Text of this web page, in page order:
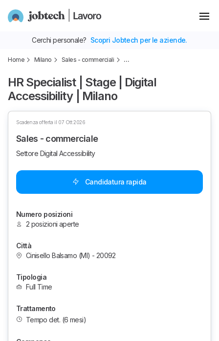
Home Milano Sales - commerciali …
HR Specialist | Stage | Digital
Accessibility | Milano
Scadenza offerta il 07 Ott 2026
Sales - commerciale
Settore Digital Accessibility
Candidatura rapida
Numero posizioni
2 posizioni aperte
Città
Cinisello Balsamo (MI) - 20092
Tipologia
Full Time
Trattamento
Tempo det. (6 mesi)
Cerchi personale? Scopri Jobtech per le aziende.